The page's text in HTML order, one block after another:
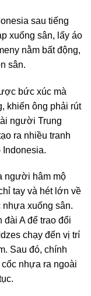
sau tiếng
xuống sân, lấy áo
nằm bất động,
sân.
bức xúc mà
khiến ông phải rút
người Trung
ra nhiều tranh
người hâm mộ
tay và hét lớn về
nhựa xuống sân.
đài A để trao đổi
chạy đến vị trí
Sau đó, chính
nhựa ra ngoài